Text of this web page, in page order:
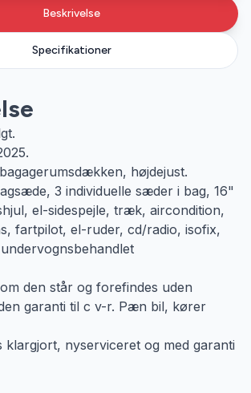
Specifikationer
Beskrivelse
højdejust.
3 individuelle sæder i bag, 16"
el-sidespejle, træk, aircondition,
fartpilot, el-ruder, cd/radio, isofix,
den står og forefindes uden
garanti til c v-r. Pæn bil, kører
klargjort, nyserviceret og med garanti